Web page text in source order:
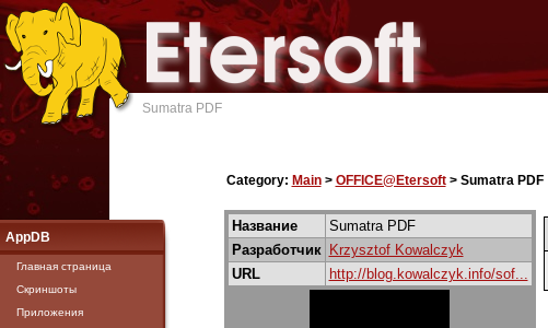
Sumatra PDF
AppDB
Главная страница
Скриншоты
Приложения
Category: Main> OFFICE@Etersoft> Sumatra PDF
Название
Sumatra PDF
Разработчик
Krzysztof Kowalczyk
URL
http://blog.kowalczyk.info/sof...